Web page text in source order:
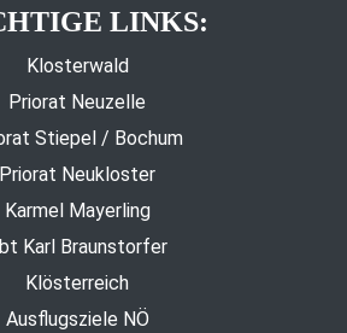
LINKS:
Klosterwald
Priorat Neuzelle
Stiepel / Bochum
Priorat Neukloster
Karmel Mayerling
Karl Braunstorfer
Klösterreich
Ausflugsziele NÖ